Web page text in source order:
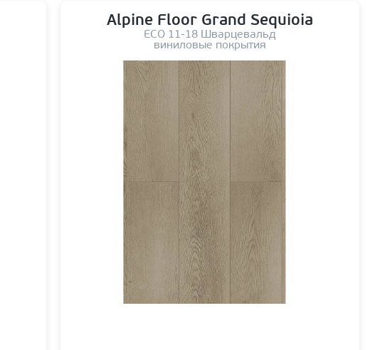
Alpine Floor Grand Sequioia
ЕСО 11-18 Шварцевальд
виниловые покрытия